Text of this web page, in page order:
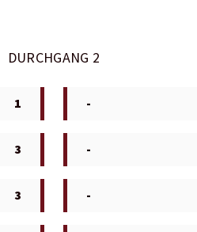
DURCHGANG 2
1 -
3 -
3 -